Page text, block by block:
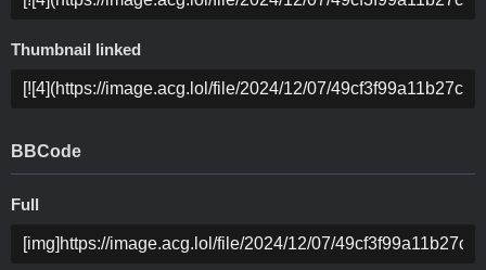
Thumbnail linked
BBCode
Full